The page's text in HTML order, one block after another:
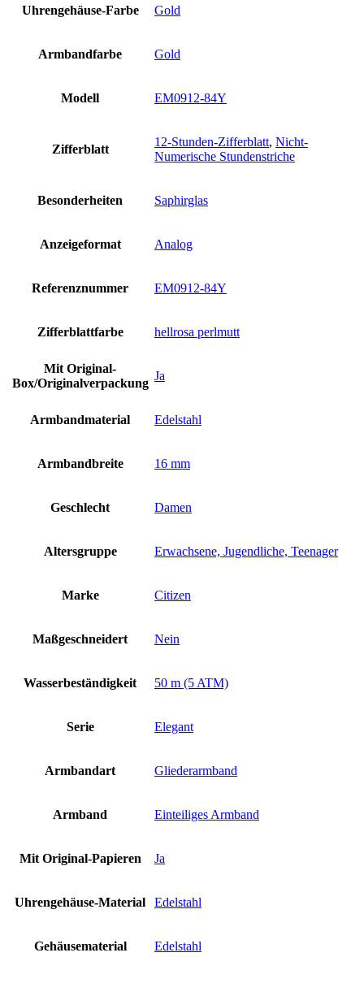
Uhrengehäuse-Farbe Gold
Armbandfarbe Gold
Modell EM0912-84Y
Zifferblatt
12-Stunden-Zifferblatt, Nicht-
Numerische Stundenstriche
Besonderheiten Saphirglas
Anzeigeformat Analog
Referenznummer EM0912-84Y
Zifferblattfarbe hellrosa perlmutt
Mit Original-
Box/Originalverpackung
Ja
Armbandmaterial Edelstahl
Armbandbreite 16 mm
Geschlecht Damen
Altersgruppe Erwachsene, Jugendliche, Teenager
Marke Citizen
Maßgeschneidert Nein
Wasserbeständigkeit 50 m (5 ATM)
Serie Elegant
Armbandart Gliederarmband
Armband Einteiliges Armband
Mit Original-Papieren Ja
Uhrengehäuse-Material Edelstahl
Gehäusematerial Edelstahl